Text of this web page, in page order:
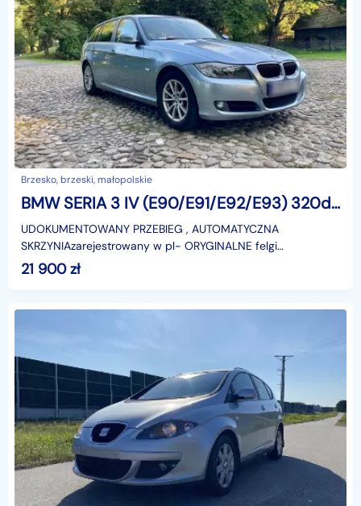
Brzesko, brzeski, małopolskie
BMW SERIA 3 IV (E90/E91/E92/E93) 320d 184 konie AUTOMAT, zarejestrowany w PL
UDOKUMENTOWANY PRZEBIEG , AUTOMATYCZNA
SKRZYNIAzarejestrowany w pl- ORYGINALNE felgi
aluminiowe,- ABS,- kontrola trakcji,- KLIMATYZACJA
AUTOMATYCZNA,- parktroni
21 900zł